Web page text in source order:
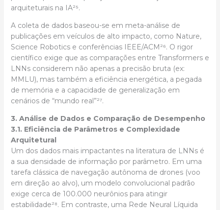
arquiteturais na IA²⁵.
A coleta de dados baseou-se em meta-análise de
publicações em veículos de alto impacto, como Nature,
Science Robotics e conferências IEEE/ACM²⁶. O rigor
científico exige que as comparações entre Transformers e
LNNs considerem não apenas a precisão bruta (ex:
MMLU), mas também a eficiência energética, a pegada
de memória e a capacidade de generalização em
cenários de “mundo real”²⁷.
3. Análise de Dados e Comparação de Desempenho
3.1. Eficiência de Parâmetros e Complexidade
Arquitetural
Um dos dados mais impactantes na literatura de LNNs é
a sua densidade de informação por parâmetro. Em uma
tarefa clássica de navegação autônoma de drones (voo
em direção ao alvo), um modelo convolucional padrão
exige cerca de 100.000 neurônios para atingir
estabilidade²⁸. Em contraste, uma Rede Neural Líquida